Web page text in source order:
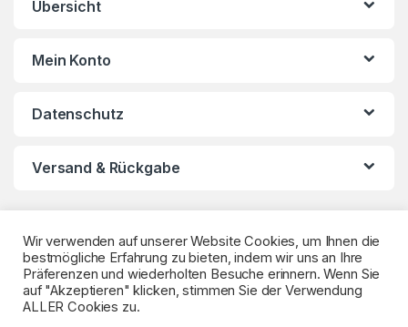
Übersicht
Mein Konto
Datenschutz
Versand & Rückgabe
Wir verwenden auf unserer Website Cookies, um Ihnen die
bestmögliche Erfahrung zu bieten, indem wir uns an Ihre
Präferenzen und wiederholten Besuche erinnern. Wenn Sie
auf "Akzeptieren" klicken, stimmen Sie der Verwendung
ALLER Cookies zu.